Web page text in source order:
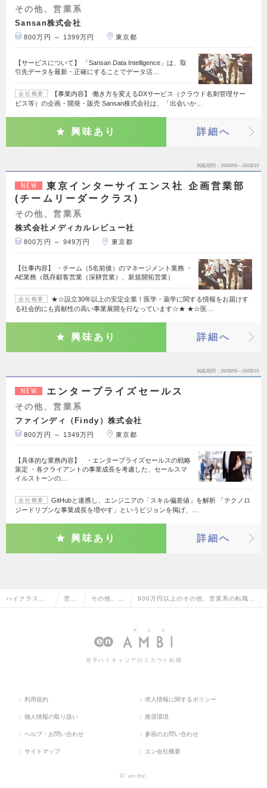
その他、営業系
Sansan株式会社
800万円 ～ 1399万円 東京都
【サービスについて】 「Sansan Data Intelligence」は、取
引先データを最新・正確にすることでデータ活…
会社概要
【事業内容】 働き方を変えるDXサービス（クラウド名刺管理サー
ビス等）の企画・開発・販売 Sansan株式会社は、「出会いか…
興味あり 詳細へ
掲載期間 26/08/06～26/08/19
NEW
東京インターサイエンス社 企画営業部
(チームリーダークラス)
その他、営業系
株式会社メディカルレビュー社
800万円 ～ 949万円 東京都
【仕事内容】 ・チーム（5名前後）のマネージメント業務 ・
AE業務（既存顧客営業（深耕営業）、新規開拓営業）
会社概要
★☆設立30年以上の安定企業！医学・薬学に関する情報をお届けす
る社会的にも貢献性の高い事業展開を行なっています☆★ ★☆医…
興味あり 詳細へ
掲載期間 26/08/06～26/08/19
NEW エンタープライズセールス
その他、営業系
ファインディ（Findy）株式会社
800万円 ～ 1349万円 東京都
【具体的な業務内容】 ・エンタープライズセールスの戦略
策定 ・各クライアントの事業成長を考慮した、セールスマ
イルストーンの…
会社概要
GitHubと連携し、エンジニアの「スキル偏差値」を解析 「テクノロ
ジードリブンな事業成長を増やす」というビジョンを掲げ、…
興味あり 詳細へ
ハイクラス求 営業 その他、営 800万円以上のその他、営業系の転職・
若手ハイキャリアのスカウト転職
利用規約 求人情報に関するポリシー
個人情報の取り扱い 推奨環境
ヘルプ・お問い合わせ 参画のお問い合わせ
サイトマップ エン会社概要
© en Inc.